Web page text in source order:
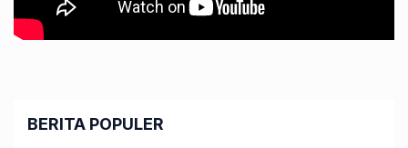
BERITA POPULER